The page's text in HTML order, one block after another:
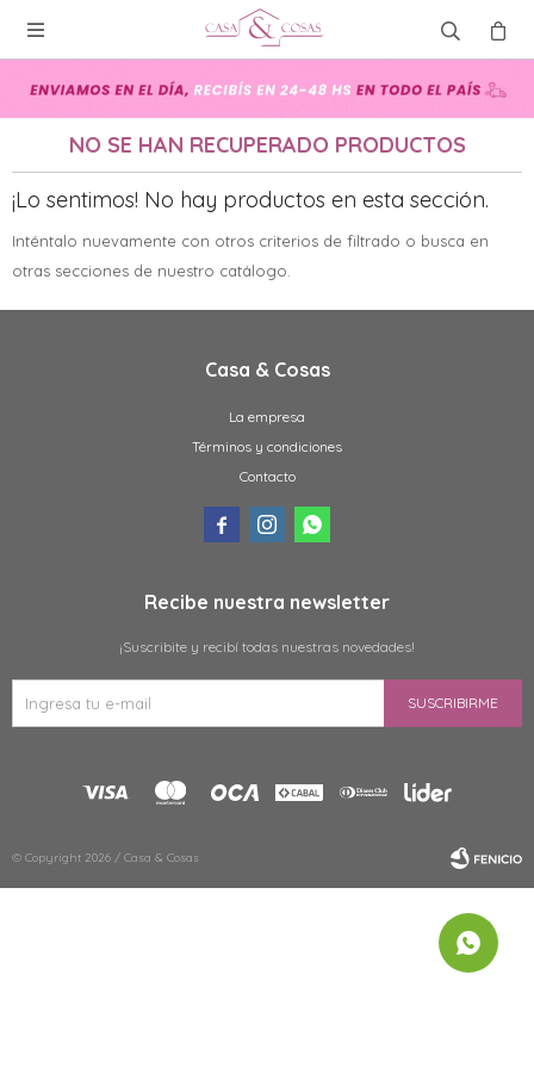

NO SE HAN RECUPERADO PRODUCTOS
¡Lo sentimos! No hay productos en esta sección.
Inténtalo nuevamente con otros criterios de filtrado o busca en
otras secciones de nuestro catálogo.
Casa & Cosas
La empresa
Términos y condiciones
Contacto
  
Recibe nuestra newsletter
¡Suscribite y recibí todas nuestras novedades!
SUSCRIBIRME
© Copyright 2026 / Casa & Cosas